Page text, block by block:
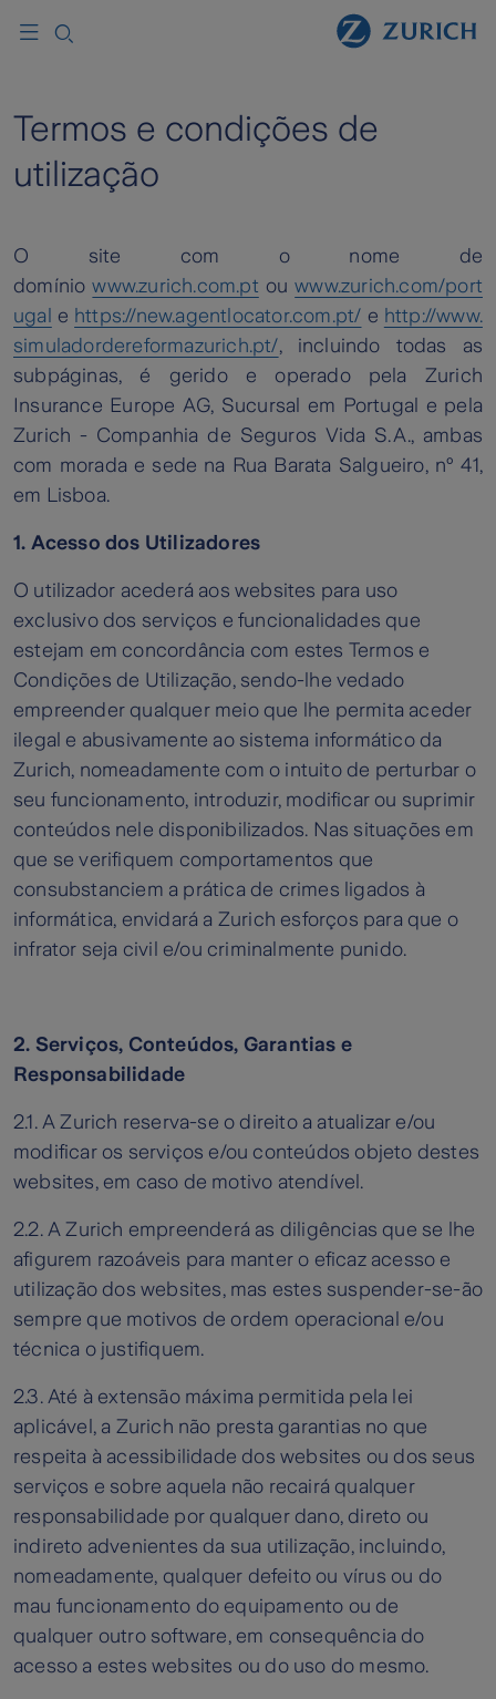
Termos e condições de
utilização
O site com o nome de
domíniowww.zurich.com.pt ouwww.zurich.com/port
ugal e https://new.agentlocator.com.pt/ e http://www.
simuladordereformazurich.pt/, incluindo todas as
subpáginas, é gerido e operado pela Zurich
Insurance Europe AG, Sucursal em Portugal e pela
Zurich - Companhia de Seguros Vida S.A., ambas
com morada e sede na Rua Barata Salgueiro, nº 41,
em Lisboa.
1. Acesso dos Utilizadores
O utilizador acederá aos websites para uso
exclusivo dos serviços e funcionalidades que
estejam em concordância com estes Termos e
Condições de Utilização, sendo-lhe vedado
empreender qualquer meio que lhe permita aceder
ilegal e abusivamente ao sistema informático da
Zurich, nomeadamente com o intuito de perturbar o
seu funcionamento, introduzir, modificar ou suprimir
conteúdos nele disponibilizados. Nas situações em
que se verifiquem comportamentos que
consubstanciem a prática de crimes ligados à
informática, envidará a Zurich esforços para que o
infrator seja civil e/ou criminalmente punido.
2. Serviços, Conteúdos, Garantias e
Responsabilidade
2.1. A Zurich reserva-se o direito a atualizar e/ou
modificar os serviços e/ou conteúdos objeto destes
websites, em caso de motivo atendível.
2.2. A Zurich empreenderá as diligências que se lhe
afigurem razoáveis para manter o eficaz acesso e
utilização dos websites, mas estes suspender-se-ão
sempre que motivos de ordem operacional e/ou
técnica o justifiquem.
2.3. Até à extensão máxima permitida pela lei
aplicável, a Zurich não presta garantias no que
respeita à acessibilidade dos websites ou dos seus
serviços e sobre aquela não recairá qualquer
responsabilidade por qualquer dano, direto ou
indireto advenientes da sua utilização, incluindo,
nomeadamente, qualquer defeito ou vírus ou do
mau funcionamento do equipamento ou de
qualquer outro software, em consequência do
acesso a estes websites ou do uso do mesmo.